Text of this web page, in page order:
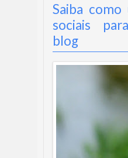
Saiba como
sociais
blog